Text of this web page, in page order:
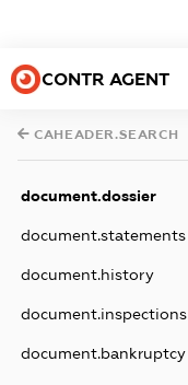
CONTR AGENT
CAHEADER.SEARCH
document.dossier
document.statements
document.history
document.inspections
document.bankruptcy